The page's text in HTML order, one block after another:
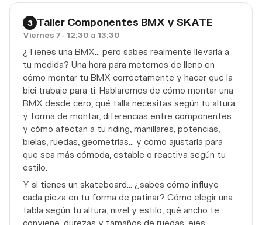
3 Taller Componentes BMX y SKATE
Viernes 7 · 12:30 a 13:30
¿Tienes una BMX… pero sabes realmente llevarla a
tu medida? Una hora para meternos de lleno en
cómo montar tu BMX correctamente y hacer que la
bici trabaje para ti. Hablaremos de cómo montar una
BMX desde cero, qué talla necesitas según tu altura
y forma de montar, diferencias entre componentes
y cómo afectan a tu riding, manillares, potencias,
bielas, ruedas, geometrías… y cómo ajustarla para
que sea más cómoda, estable o reactiva según tu
estilo.
Y si tienes un skateboard… ¿sabes cómo influye
cada pieza en tu forma de patinar? Cómo elegir una
tabla según tu altura, nivel y estilo, qué ancho te
conviene, durezas y tamaños de ruedas, ejes,